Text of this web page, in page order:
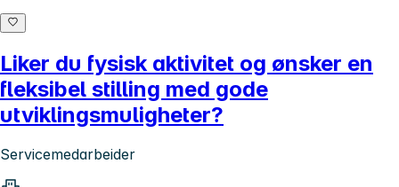
Liker du fysisk aktivitet og ønsker en
fleksibel stilling med gode
utviklingsmuligheter?
Servicemedarbeider